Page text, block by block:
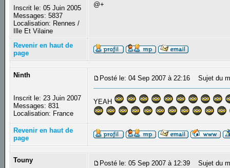
Inscrit le: 05 Juin 2005
Messages: 5837
Localisation: Rennes /
Ille Et Vilaine
@+
Revenir en haut de
page
Ninth
Inscrit le: 23 Juin 2007
Messages: 831
Localisation: France
Posté le: 04 Sep 2007 à 22:16 Sujet du
YEAH
Revenir en haut de
page
Touny Posté le: 05 Sep 2007 à 12:39 Sujet du